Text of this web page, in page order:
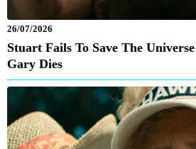
26/07/2026
Stuart Fails To Save The
Gary Dies